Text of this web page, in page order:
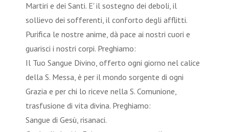
Martiri e dei Santi. E' il sostegno dei deboli, il
sollievo dei sofferenti, il conforto degli afflitti.
Purifica le nostre anime, dà pace ai nostri cuori e
guarisci i nostri corpi. Preghiamo:
Il Tuo Sangue Divino, offerto ogni giorno nel calice
della S. Messa, è per il mondo sorgente di ogni
Grazia e per chi lo riceve nella S. Comunione,
trasfusione di vita divina. Preghiamo:
Sangue di Gesù, risanaci.